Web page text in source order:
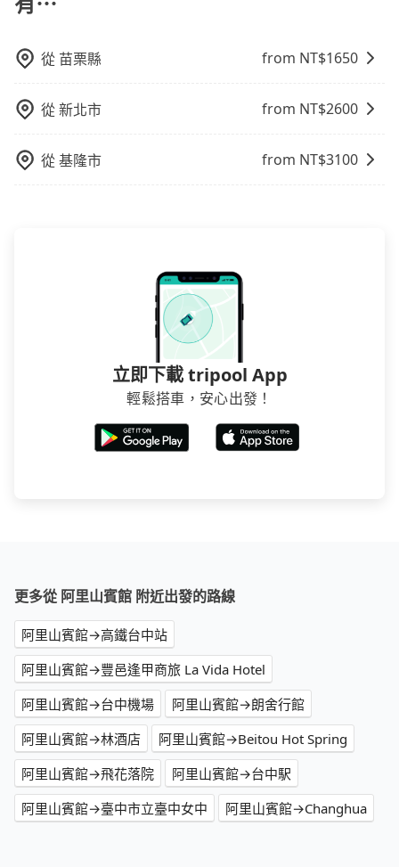
您選擇「計時包車」，中途需要加點停靠，則不需要額
從 苗栗縣 from NT$1650
從新北市 from NT$2600
從基隆市 from NT$3100
立即下載 tripool App
輕鬆搭車，安心出發！
更多從 阿里山賓館 附近出發的路線
阿里山賓館→高鐵台中站
阿里山賓館→豐邑逢甲商旅 La Vida Hotel
阿里山賓館→台中機場
阿里山賓館→朗舍行館
阿里山賓館→林酒店
阿里山賓館→Beitou Hot Spring
阿里山賓館→飛花落院
阿里山賓館→台中駅
阿里山賓館→臺中市立臺中女中
阿里山賓館→Changhua